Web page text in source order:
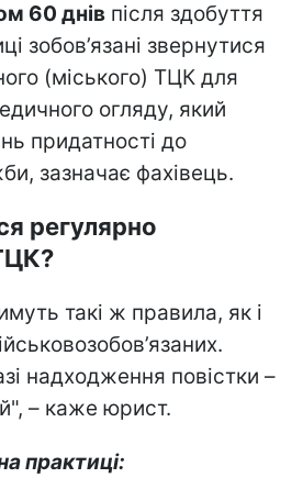
60 днів після здобуття
зобов’язані звернутися
(міського) ТЦК для
огляду, який
придатності до
зазначає фахівець.
регулярно
такі ж правила, як і
надходження повістки –
– каже юрист.
практиці: